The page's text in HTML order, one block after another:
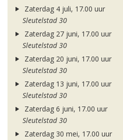
Zaterdag 4 juli, 17.00 uur
Sleutelstad 30
Zaterdag 27 juni, 17.00 uur
Sleutelstad 30
Zaterdag 20 juni, 17.00 uur
Sleutelstad 30
Zaterdag 13 juni, 17.00 uur
Sleutelstad 30
Zaterdag 6 juni, 17.00 uur
Sleutelstad 30
Zaterdag 30 mei, 17.00 uur